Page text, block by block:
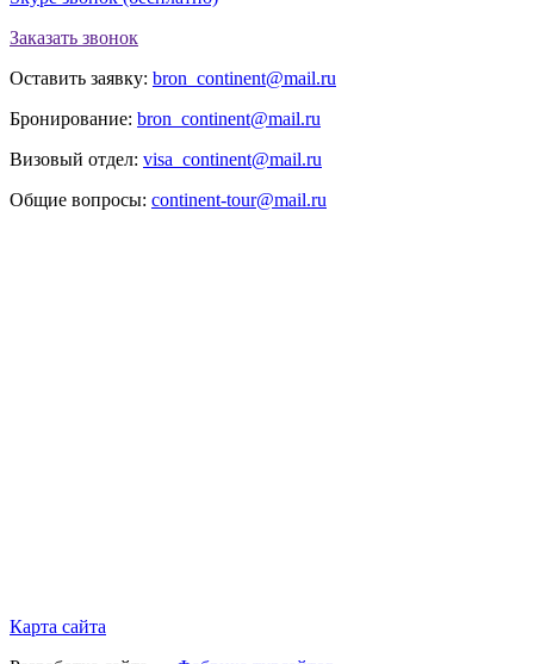
Заказать звонок
Оставить заявку: bron_continent@mail.ru
Бронирование: bron_continent@mail.ru
Визовый отдел: visa_continent@mail.ru
Общие вопросы: continent-tour@mail.ru
Карта сайта